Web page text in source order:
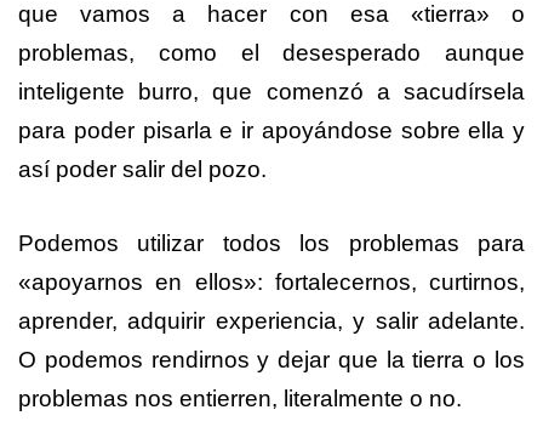
que vamos a hacer con esa «tierra» o
problemas, como el desesperado aunque
inteligente burro, que comenzó a sacudírsela
para poder pisarla e ir apoyándose sobre ella y
así poder salir del pozo.
Podemos utilizar todos los problemas para
«apoyarnos en ellos»: fortalecernos, curtirnos,
aprender, adquirir experiencia, y salir adelante.
O podemos rendirnos y dejar que la tierra o los
problemas nos entierren, literalmente o no.